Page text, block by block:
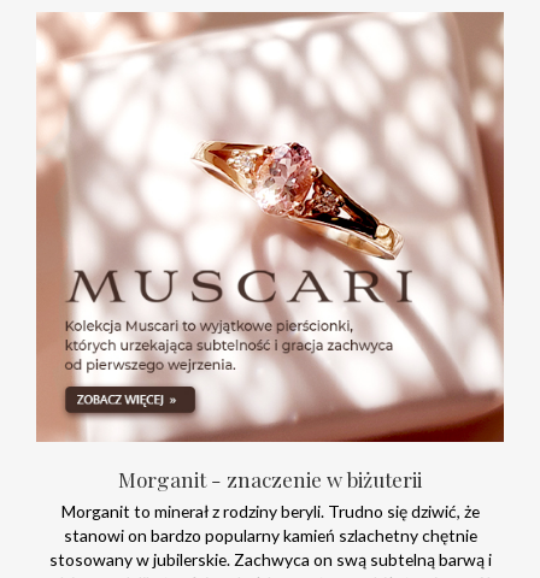
Morganit - znaczenie w biżuterii
Morganit to minerał z rodziny beryli. Trudno się dziwić, że
stanowi on bardzo popularny kamień szlachetny chętnie
stosowany w jubilerskie. Zachwyca on swą subtelną barwą i